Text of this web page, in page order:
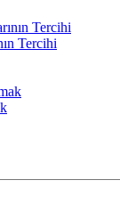
Tercihi